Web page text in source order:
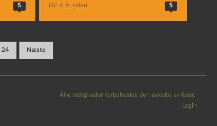
5 For 6 år siden 5
24 Næste
Alle rettigheder forbeholdes den enkelte skribent.
Login